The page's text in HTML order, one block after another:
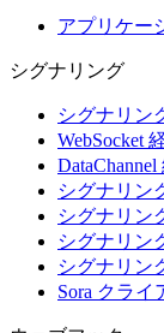
アプリケー
シグナリング
シグナリン
WebSocket
シグナリン
シグナリン
シグナリン
シグナリン
Sora クライ